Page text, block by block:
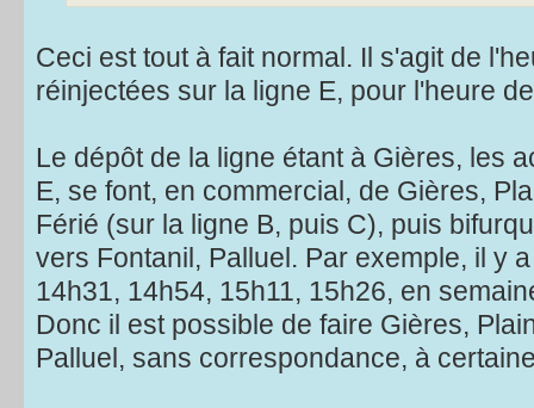
Ceci est tout à fait normal. Il s'agit de
réinjectées sur la ligne E, pour l'heure
Le dépôt de la ligne étant à Gières, les
E, se font, en commercial, de Gières,
Férié (sur la ligne B, puis C), puis
vers Fontanil, Palluel. Par exemple, il y
14h31, 14h54, 15h11, 15h26, en
Donc il est possible de faire Gières,
Palluel, sans correspondance, à